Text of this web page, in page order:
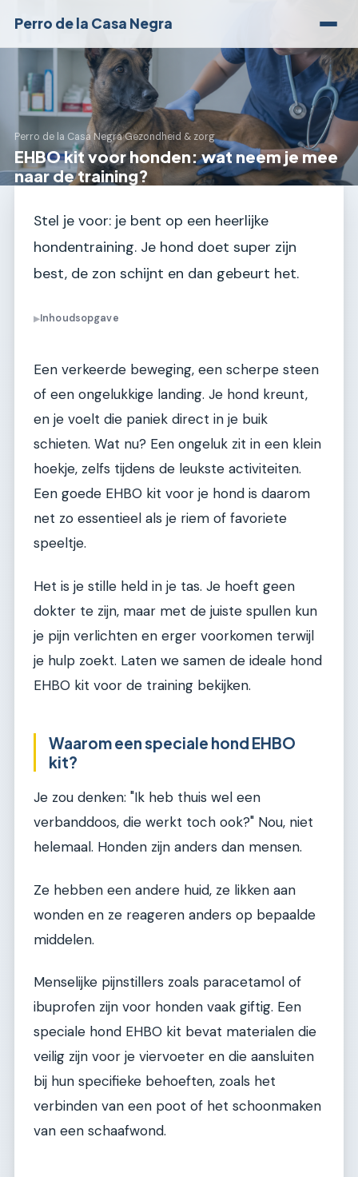
Perro de la Casa Negra
Perro de la Casa Negra›Gezondheid & zorg
EHBO kit voor honden: wat neem je mee
naar de training?
Stel je voor: je bent op een heerlijke
hondentraining. Je hond doet super zijn
best, de zon schijnt en dan gebeurt het.
▶Inhoudsopgave
Een verkeerde beweging, een scherpe steen
of een ongelukkige landing. Je hond kreunt,
en je voelt die paniek direct in je buik
schieten. Wat nu? Een ongeluk zit in een klein
hoekje, zelfs tijdens de leukste activiteiten.
Een goede EHBO kit voor je hond is daarom
net zo essentieel als je riem of favoriete
speeltje.
Het is je stille held in je tas. Je hoeft geen
dokter te zijn, maar met de juiste spullen kun
je pijn verlichten en erger voorkomen terwijl
je hulp zoekt. Laten we samen de ideale hond
EHBO kit voor de training bekijken.
Waarom een speciale hond EHBO
kit?
Je zou denken: "Ik heb thuis wel een
verbanddoos, die werkt toch ook?" Nou, niet
helemaal. Honden zijn anders dan mensen.
Ze hebben een andere huid, ze likken aan
wonden en ze reageren anders op bepaalde
middelen.
Menselijke pijnstillers zoals paracetamol of
ibuprofen zijn voor honden vaak giftig. Een
speciale hond EHBO kit bevat materialen die
veilig zijn voor je viervoeter en die aansluiten
bij hun specifieke behoeften, zoals het
verbinden van een poot of het schoonmaken
van een schaafwond.